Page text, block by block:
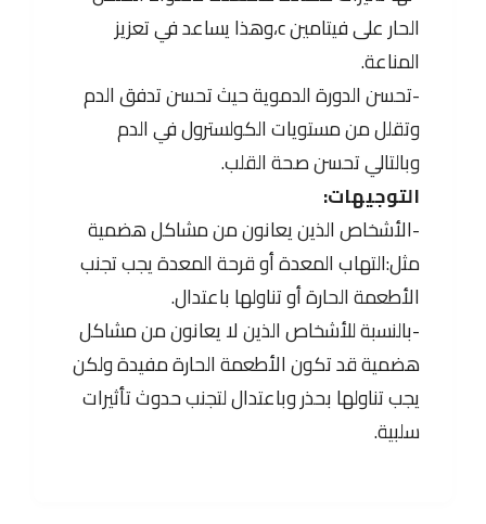
الحار على فيتامين c،وهذا يساعد في تعزيز
المناعة.
-تحسن الدورة الدموية حيث تحسن تدفق الدم
وتقلل من مستويات الكولسترول في الدم
وبالتالي تحسن صحة القلب.
التوجيهات:
-الأشخاص الذين يعانون من مشاكل هضمية
مثل:التهاب المعدة أو قرحة المعدة يجب تجنب
الأطعمة الحارة أو تناولها باعتدال.
-بالنسبة للأشخاص الذين لا يعانون من مشاكل
هضمية قد تكون الأطعمة الحارة مفيدة ولكن
يجب تناولها بحذر وباعتدال لتجنب حدوث تأثيرات
سلبية.